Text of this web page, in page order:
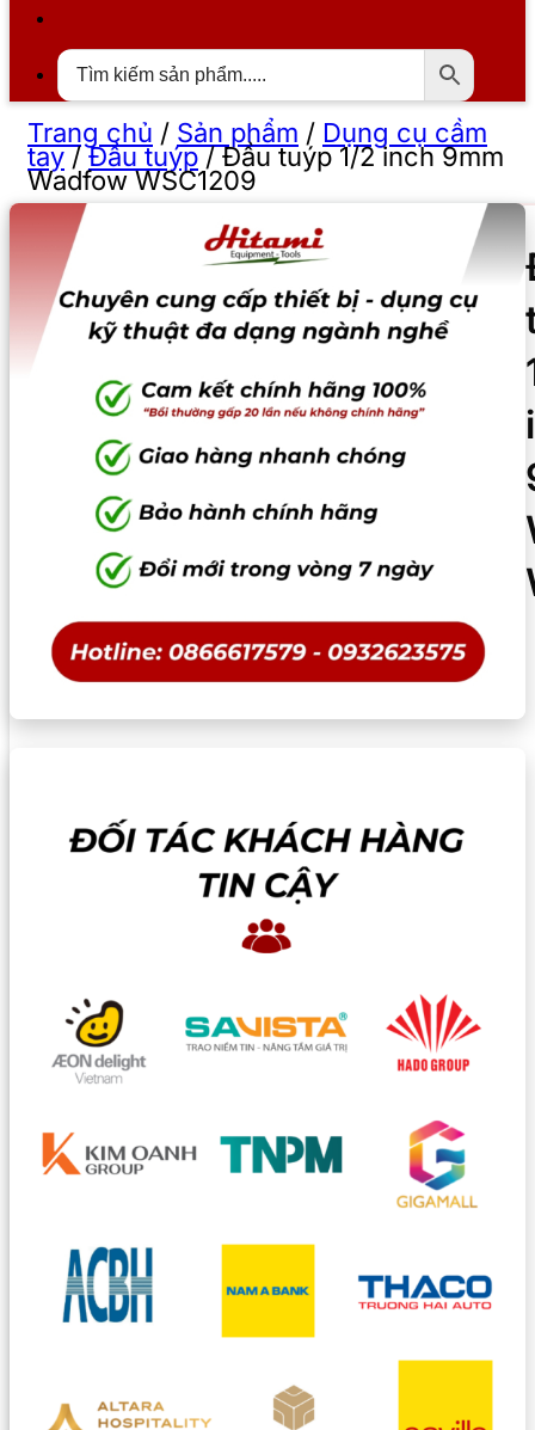
Trang chủ / Sản phẩm / Dụng cụ cầm
tay/Đầu tuýp/Đầu tuýp 1/2 inch 9mm
Wadfow WSC1209